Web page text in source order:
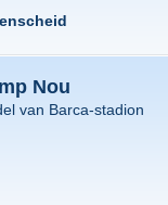
Nou
van Barca-stadion